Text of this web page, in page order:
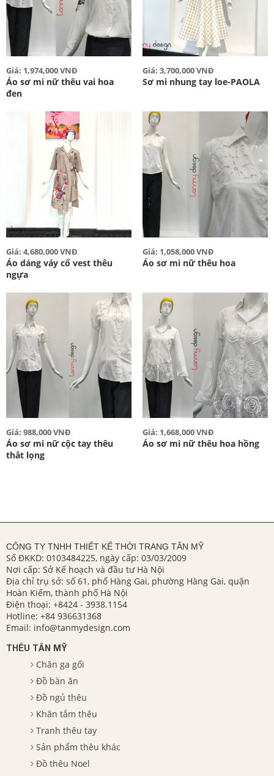
Giá: 1,974,000 VNĐ
Áo sơ mi nữ thêu vai hoa
đen
Giá: 3,700,000 VNĐ
Sơ mi nhung tay loe-PAOLA
Giá: 4,680,000 VNĐ
Áo dáng váy cổ vest thêu
ngựa
Giá: 1,058,000 VNĐ
Áo sơ mi nữ thêu hoa
Giá: 988,000 VNĐ
Áo sơ mi nữ cộc tay thêu
thắt lọng
Giá: 1,668,000 VNĐ
Áo sơ mi nữ thêu hoa hồng
CÔNG TY TNHH THIẾT KẾ THỜI TRANG TÂN MỸ
Số ĐKKD: 0103484225, ngày cấp: 03/03/2009
Nơi cấp: Sở Kế hoạch và đầu tư Hà Nội
Địa chỉ trụ sở: số 61, phố Hàng Gai, phường Hàng Gai, quận
Hoàn Kiếm, thành phố Hà Nội
Điện thoại: +8424 - 3938.1154
Hotline: +84 936631368
Email: info@tanmydesign.com
THÊU TÂN MỸ
Chăn ga gối
Đồ bàn ăn
Đồ ngủ thêu
Khăn tắm thêu
Tranh thêu tay
Sản phẩm thêu khác
Đồ thêu Noel